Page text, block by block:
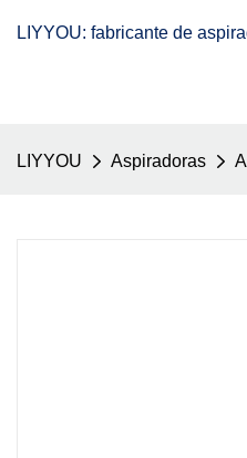
LIYYOU: fabricante de
LIYYOU Aspiradoras